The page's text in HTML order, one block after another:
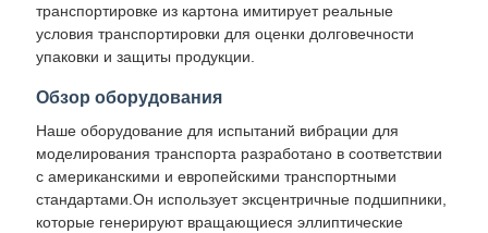
транспортировке из картона имитирует реальные
условия транспортировки для оценки долговечности
упаковки и защиты продукции.
Обзор оборудования
Наше оборудование для испытаний вибрации для
моделирования транспорта разработано в соответствии
с американскими и европейскими транспортными
стандартами.Он использует эксцентричные подшипники,
которые генерируют вращающиеся эллиптические